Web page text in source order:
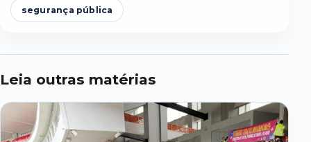
segurança pública
Leia outras matérias